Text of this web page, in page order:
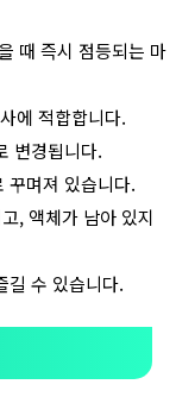
때 즉시 점등되는 마
에 적합합니다.
변경됩니다.
꾸며져 있습니다.
, 액체가 남아 있지
길 수 있습니다.